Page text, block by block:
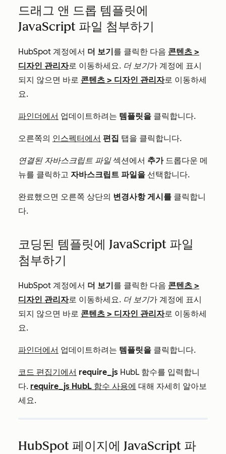
드래그 앤 드롭 템플릿에
JavaScript 파일 첨부하기
HubSpot 계정에서 더 보기 를 클릭한 다음 콘텐츠 >
디자인 관리자로 이동하세요. 더 보기가 계정에 표시
되지 않으면 바로 콘텐츠 > 디자인 관리자로 이동하세
요.
파인더에서 업데이트하려는 템플릿을 클릭합니다.
오른쪽의 인스펙터에서 편집 탭을 클릭합니다.
연결된 자바스크립트 파일섹션에서 추가 드롭다운 메
뉴를 클릭하고 자바스크립트 파일을 선택합니다.
완료했으면 오른쪽 상단의 변경사항 게시를 클릭합니
다.
코딩된 템플릿에 JavaScript 파일
첨부하기
HubSpot 계정에서 더 보기 를 클릭한 다음 콘텐츠 >
디자인 관리자로 이동하세요. 더 보기가 계정에 표시
되지 않으면 바로 콘텐츠 > 디자인 관리자로 이동하세
요.
파인더에서 업데이트하려는 템플릿을 클릭합니다.
코드 편집기에서 require_js HubL 함수를 입력합니
다. require_js HubL 함수 사용에 대해 자세히 알아보
세요.
HubSpot 페이지에 JavaScript 파